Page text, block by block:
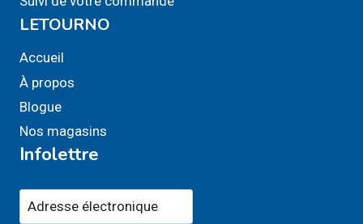
LETOURNO
Accueil
À propos
Blogue
Nos magasins
Infolettre